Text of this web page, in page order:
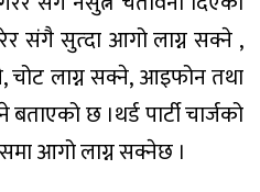
संगै सुत्दा आगो लाग्न सक्ने ,
चोट लाग्न सक्ने, आइफोन तथा
छ ।थर्ड पार्टी चार्जको
आगो लाग्न सक्नेछ ।